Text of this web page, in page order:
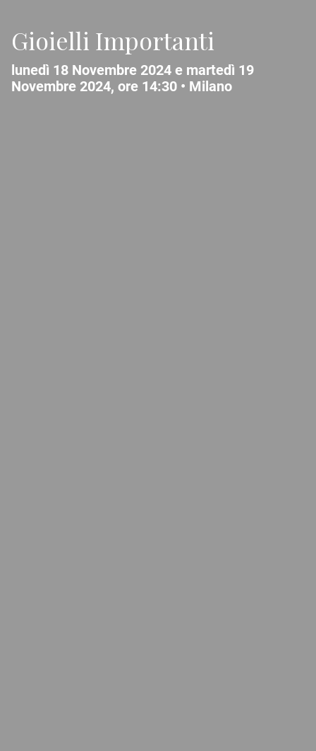
Gioielli Importanti
lunedì 18 Novembre 2024 e martedì 19
Novembre 2024, ore 14:30 • Milano